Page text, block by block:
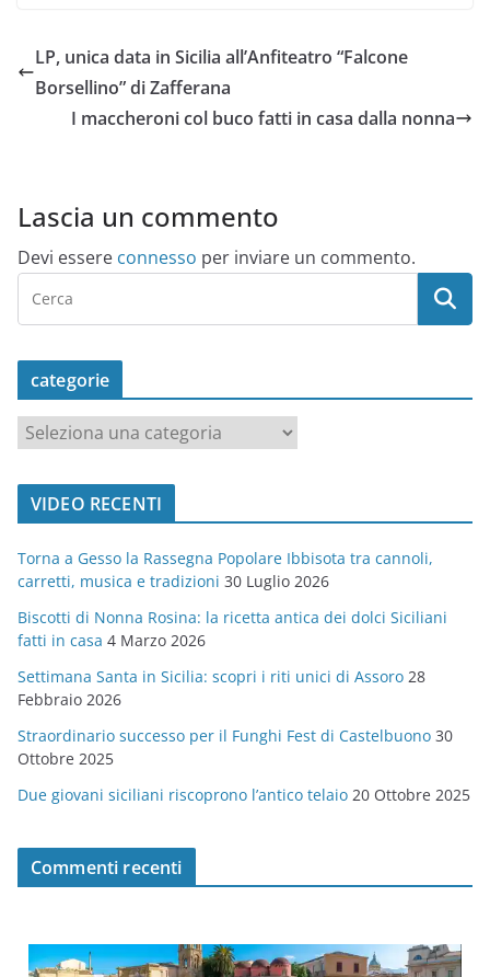
LP, unica data in Sicilia all’Anfiteatro “Falcone
Borsellino” di Zafferana
I maccheroni col buco fatti in casa dalla nonna
Lascia un commento
Devi essere connesso per inviare un commento.
categorie
a
t
o
r
i
e
VIDEO RECENTI
Torna a Gesso la Rassegna Popolare Ibbisota tra cannoli,
carretti, musica e tradizioni 30 Luglio 2026
Biscotti di Nonna Rosina: la ricetta antica dei dolci Siciliani
fatti in casa 4 Marzo 2026
Settimana Santa in Sicilia: scopri i riti unici di Assoro 28
Febbraio 2026
Straordinario successo per il Funghi Fest di Castelbuono 30
Ottobre 2025
Due giovani siciliani riscoprono l’antico telaio 20 Ottobre 2025
Commenti recenti